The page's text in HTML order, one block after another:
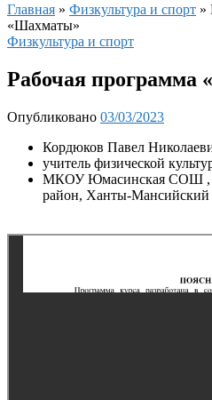
Главная » Физкультура и спорт »
«Шахматы»
Физкультура и спорт
Рабочая программа
Опубликовано 03/03/2023
Кордюков Павел
учитель физической
МКОУ Юмасинская СОШ ,
район, Ханты-